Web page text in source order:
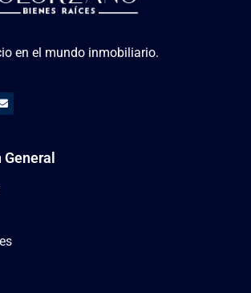
en el mundo inmobiliario.